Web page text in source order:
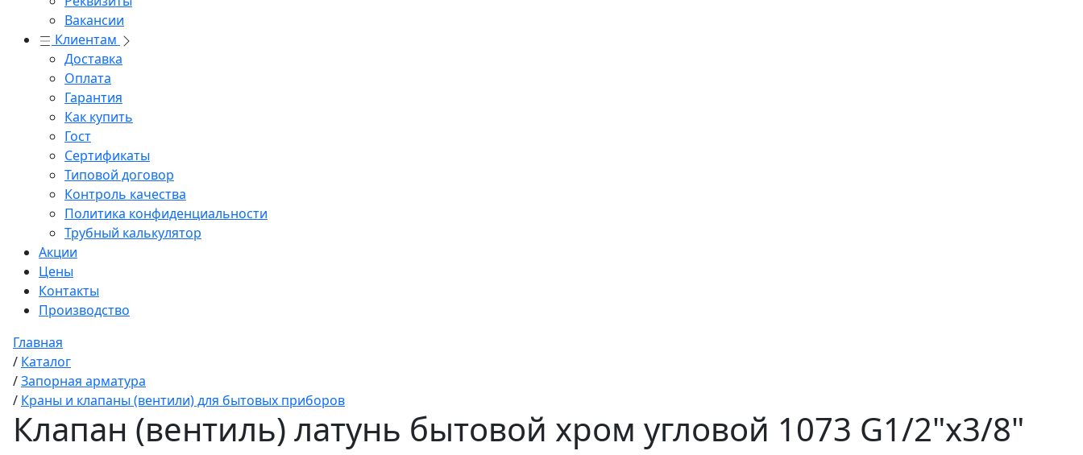
Вакансии
Клиентам
Доставка
Оплата
Гарантия
Как купить
Гост
Сертификаты
Типовой договор
Контроль качества
Политика конфиденциальности
Трубный калькулятор
Акции
Цены
Контакты
Производство
Главная
/ Каталог
/Запорная арматура
/ Краны и клапаны (вентили) для бытовых приборов
Клапан (вентиль) латунь бытовой хром угловой 1073 G1/2"х3/8"